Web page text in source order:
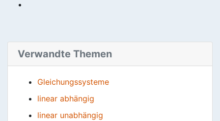
Verwandte Themen
Gleichungssysteme
linear abhängig
linear unabhängig